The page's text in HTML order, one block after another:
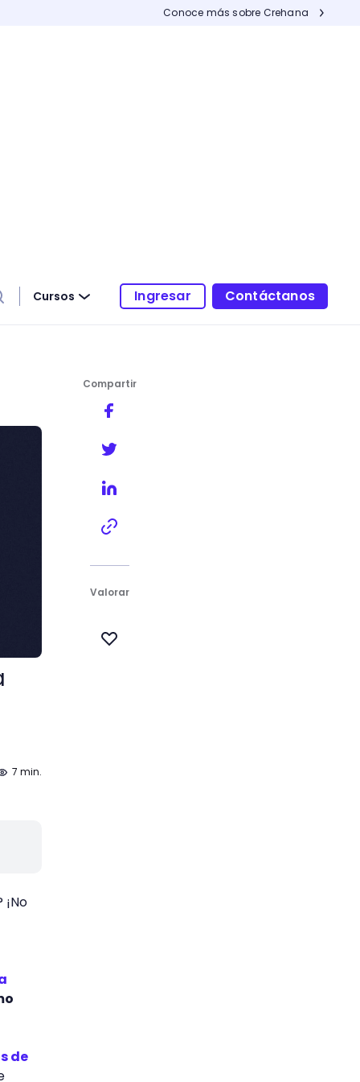
Conoce más sobre Crehana
Cursos Ingresar Contáctanos
decisiones
7 min.
de
Compartir
Valorar